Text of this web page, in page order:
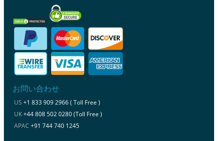
お問い合わせ
US +1 833 909 2966 ( Toll Free )
UK+44 808 502 0280 (Toll Free )
APAC +91 744 740 1245